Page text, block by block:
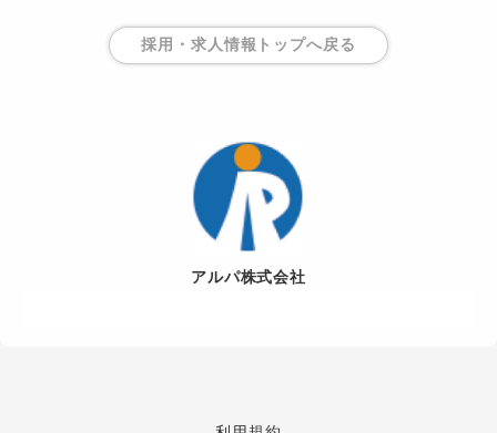
採用・求人情報トップへ戻る
アルパ株式会社